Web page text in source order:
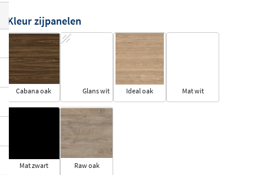
Kleur zijpanelen
Cabana oak Glans wit Ideal oak Mat wit
Mat zwart Raw oak